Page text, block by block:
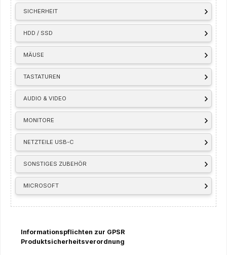
SICHERHEIT
HDD / SSD
MÄUSE
TASTATUREN
AUDIO & VIDEO
MONITORE
NETZTEILE USB-C
SONSTIGES ZUBEHÖR
MICROSOFT
Informationspflichten zur GPSR
Produktsicherheitsverordnung